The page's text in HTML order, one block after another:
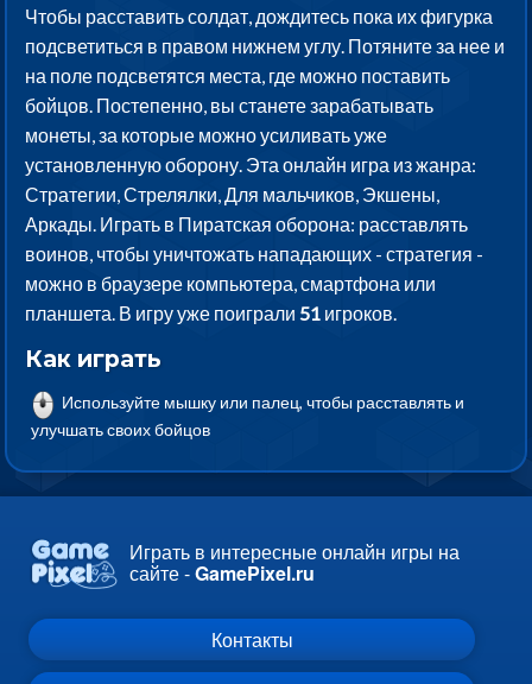
Чтобы расставить солдат, дождитесь пока их фигурка
подсветиться в правом нижнем углу. Потяните за нее и
на поле подсветятся места, где можно поставить
бойцов. Постепенно, вы станете зарабатывать
монеты, за которые можно усиливать уже
установленную оборону. Эта онлайн игра из жанра:
Стратегии, Стрелялки, Для мальчиков, Экшены,
Аркады. Играть в Пиратская оборона: расставлять
воинов, чтобы уничтожать нападающих - стратегия -
можно в браузере компьютера, смартфона или
планшета. В игру уже поиграли51 игроков.
Как играть
Используйте мышку или палец, чтобы расставлять и
улучшать своих бойцов
Играть в интересные онлайн игры на
сайте -GamePixel.ru
Контакты